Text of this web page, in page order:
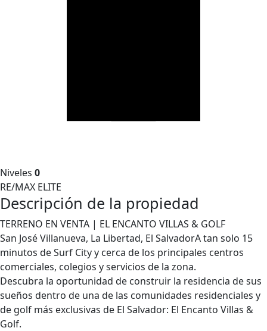
Niveles 0
RE/MAX ELITE
Descripción de la propiedad
TERRENO EN VENTA | EL ENCANTO VILLAS & GOLF
San José Villanueva, La Libertad, El SalvadorA tan solo 15
minutos de Surf City y cerca de los principales centros
comerciales, colegios y servicios de la zona.
Descubra la oportunidad de construir la residencia de sus
sueños dentro de una de las comunidades residenciales y
de golf más exclusivas de El Salvador: El Encanto Villas &
Golf.